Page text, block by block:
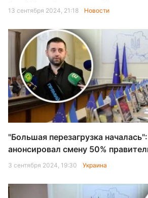
13 сентября 2024, 21:18 Новости
"Большая перезагрузка
анонсировал смену 50%
3 сентября 2024, 19:30 Украина